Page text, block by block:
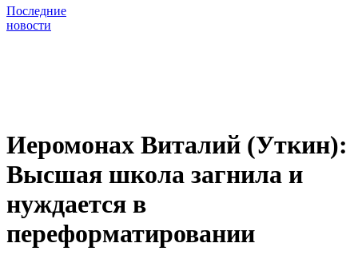
Последние
новости
Иеромонах Виталий (Уткин):
Высшая школа загнила и
нуждается в
переформатировании